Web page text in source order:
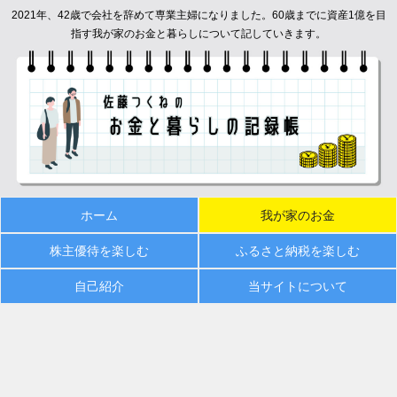
2021年、42歳で会社を辞めて専業主婦になりました。60歳までに資産1億を目
指す我が家のお金と暮らしについて記していきます。
ホーム 我が家のお金
株主優待を楽しむ ふるさと納税を楽しむ
自己紹介 当サイトについて